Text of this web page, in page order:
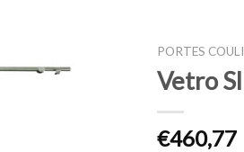
PORTES
Vetro
€460,77